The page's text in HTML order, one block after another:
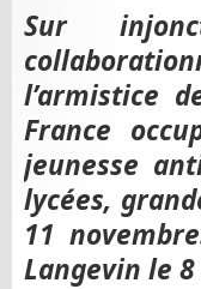
Sur
l’armistice
France
jeunesse
lycées,
11
Langevin le